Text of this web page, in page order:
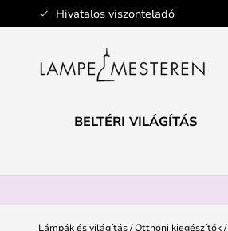
Hivatalos viszonteladó
Ugrás
a
tartalomhoz
BELTÉRI VILÁGÍTÁS
Lámpák és világítás Otthoni kiegészítők